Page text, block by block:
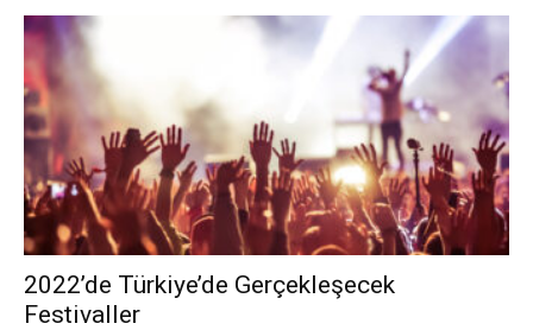
2022’de Türkiye’de Gerçekleşecek
Festivaller